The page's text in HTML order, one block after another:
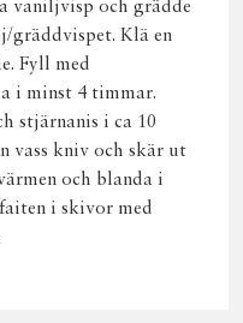
vaniljvisp och grädde
gräddvispet. Klä en
Fyll med
i minst 4 timmar.
stjärnanis i ca 10
vass kniv och skär ut
och blanda i
i skivor med